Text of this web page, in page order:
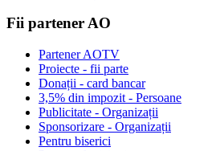
Fii partener AO
Partener AOTV
Proiecte - fii parte
Donații - card bancar
3,5% din impozit - Persoane
Publicitate - Organizații
Sponsorizare - Organizații
Pentru biserici